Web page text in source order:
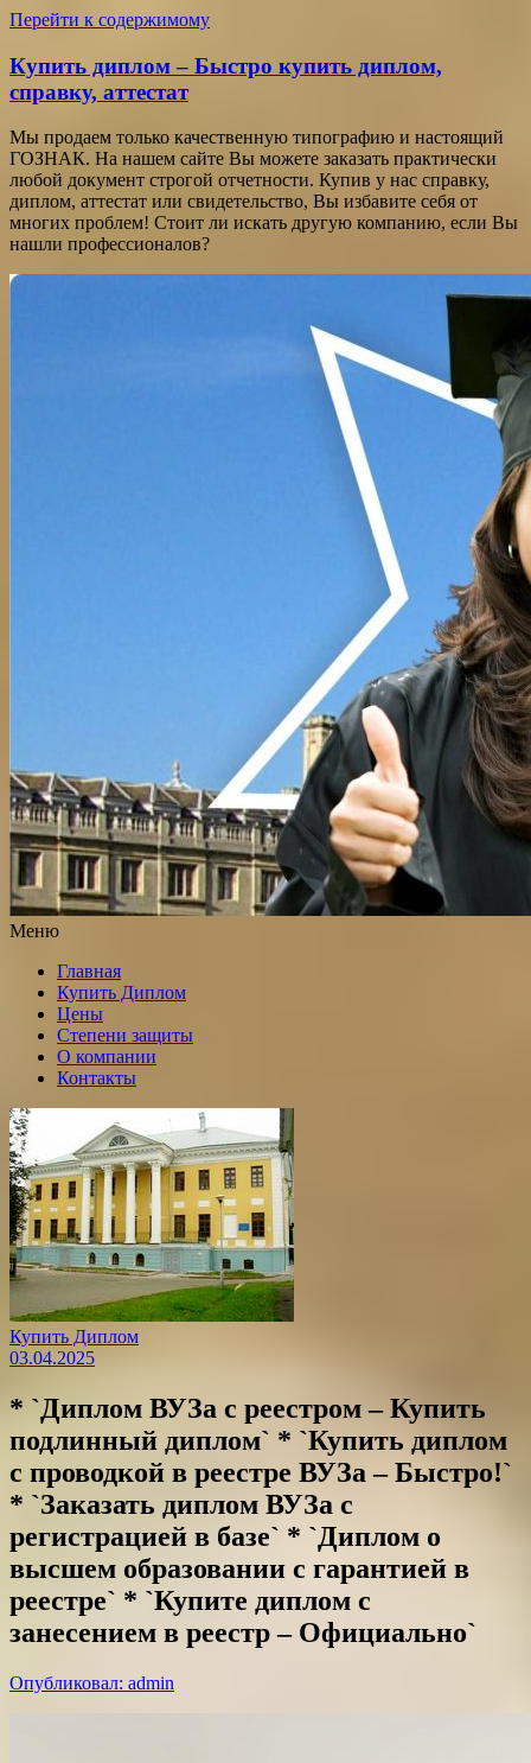
Перейти к содержимому
Купить диплом – Быстро купить диплом,
справку, аттестат
Мы продаем только качественную типографию и настоящий
ГОЗНАК. На нашем сайте Вы можете заказать практически
любой документ строгой отчетности. Купив у нас справку,
диплом, аттестат или свидетельство, Вы избавите себя от
многих проблем! Стоит ли искать другую компанию, если Вы
нашли профессионалов?
Меню
Главная
Купить Диплом
Цены
Степени защиты
О компании
Контакты
Купить Диплом
03.04.2025
* `Диплом ВУЗа с реестром – Купить
подлинный диплом` * `Купить диплом
с проводкой в реестре ВУЗа – Быстро!`
* `Заказать диплом ВУЗа с
регистрацией в базе` * `Диплом о
высшем образовании с гарантией в
реестре` * `Купите диплом с
занесением в реестр – Официально`
Опубликовал: admin